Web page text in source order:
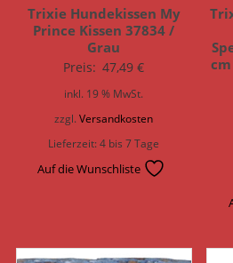
Trixie Hundekissen My
Prince Kissen 37834 /
Grau
Preis: 47,49€
inkl. 19 % MwSt.
zzgl.Versandkosten
Lieferzeit:4 bis 7 Tage
Auf die Wunschliste